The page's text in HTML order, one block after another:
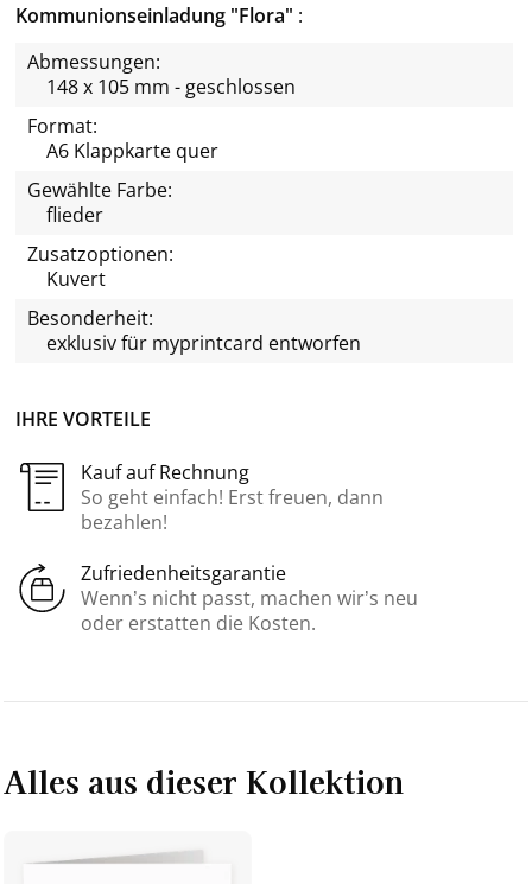
IHRE VORTEILE
Kauf auf Rechnung
So geht einfach! Erst freuen, dann
bezahlen!
Zufriedenheitsgarantie
Wenn’s nicht passt, machen wir’s neu
oder erstatten die Kosten.
Kommunionseinladung "Flora"
Abmessungen:
148 x 105 mm - geschlossen
Format:
A6 Klappkarte quer
Gewählte Farbe:
flieder
Zusatzoptionen:
Kuvert
Besonderheit:
exklusiv für myprintcard entworfen
Alles aus dieser Kollektion